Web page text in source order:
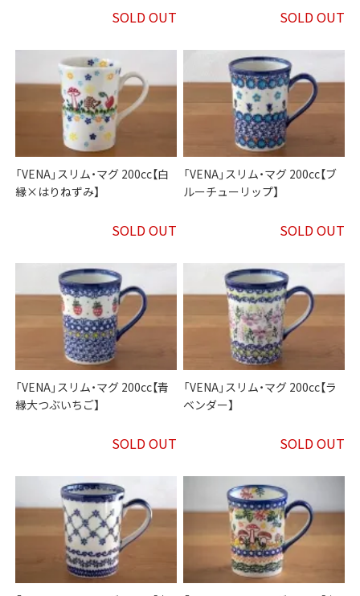
SOLD OUT SOLD OUT
「VENA」スリム・マグ 200cc【白
縁×はりねずみ】
SOLD OUT
「VENA」スリム・マグ 200cc【ブ
ルーチューリップ】
SOLD OUT
「VENA」スリム・マグ 200cc【青
縁大つぶいちご】
SOLD OUT
「VENA」スリム・マグ 200cc【ラ
ベンダー】
SOLD OUT